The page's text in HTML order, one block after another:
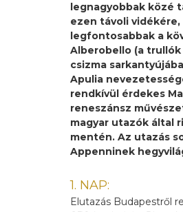
legnagyobbak közé
ezen távoli vidékére,
legfontosabbak a
Alberobello (a trullók
csizma
Apulia
rendkívül érdekes
reneszánsz
magyar utazók által
mentén. Az utazás
Appenninek
1. NAP:
Elutazás Budapestről